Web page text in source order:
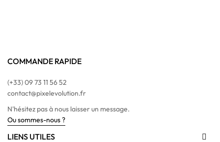
COMMANDE RAPIDE
(+33) 09 73 11 56 52
contact@pixelevolution.fr
N'hésitez pas à nous laisser un message.
Ou sommes-nous ?
LIENS UTILES 